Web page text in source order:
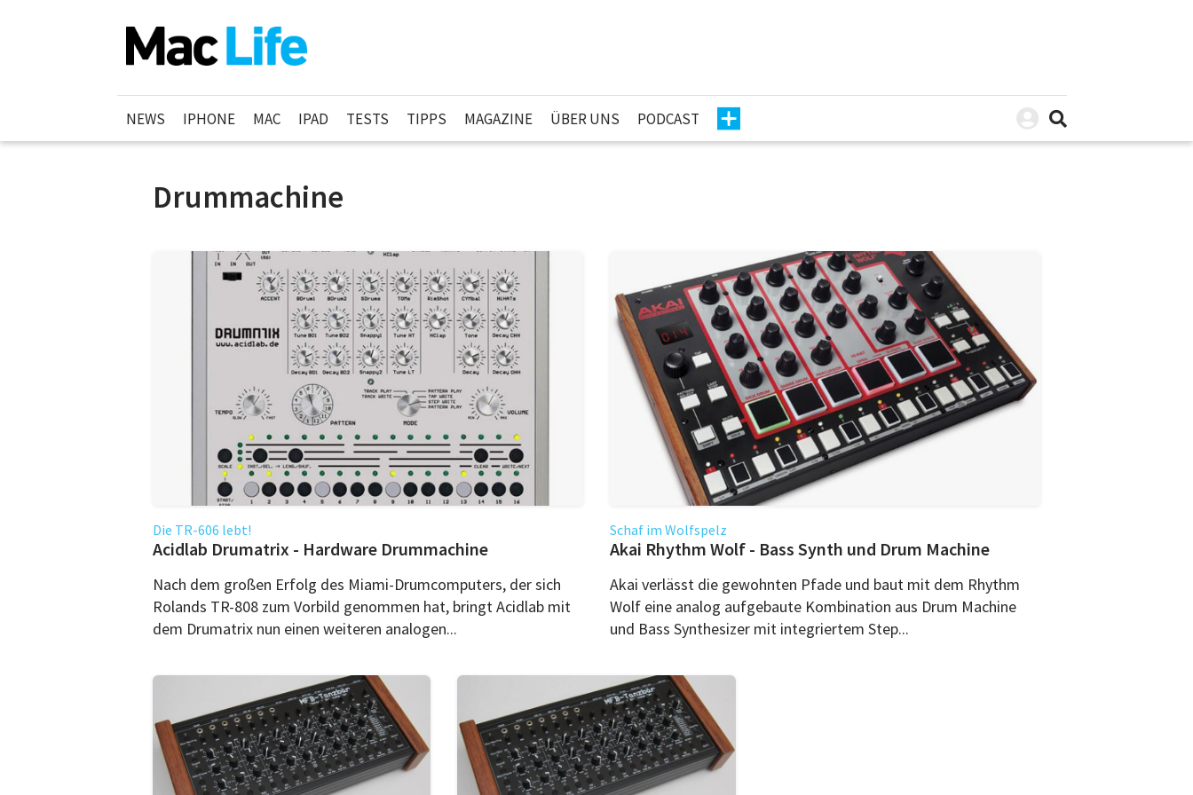
NEWS IPHONE MAC IPAD TESTS TIPPS MAGAZINE ÜBER UNS PODCAST
Drummachine
Die TR-606 lebt!
Acidlab Drumatrix - Hardware Drummachine
Nach dem großen Erfolg des Miami-Drumcomputers, der sich
Rolands TR-808 zum Vorbild genommen hat, bringt Acidlab mit
dem Drumatrix nun einen weiteren analogen...
Schaf im Wolfspelz
Akai Rhythm Wolf - Bass Synth und Drum Machine
Akai verlässt die gewohnten Pfade und baut mit dem Rhythm
Wolf eine analog aufgebaute Kombination aus Drum Machine
und Bass Synthesizer mit integriertem Step...